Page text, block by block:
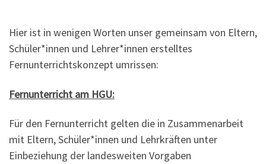
Hier ist in wenigen Worten unser gemeinsam von Eltern,
Schüler*innen und Lehrer*innen erstelltes
Fernunterrichtskonzept umrissen:
Fernunterricht am HGU:
Für den Fernunterricht gelten die in Zusammenarbeit
mit Eltern, Schüler*innen und Lehrkräften unter
Einbeziehung der landesweiten Vorgaben